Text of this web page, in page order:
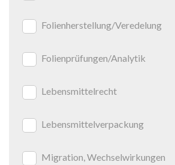
Folienherstellung/Veredelung
Folienprüfungen/Analytik
Lebensmittelrecht
Lebensmittelverpackung
Migration, Wechselwirkungen